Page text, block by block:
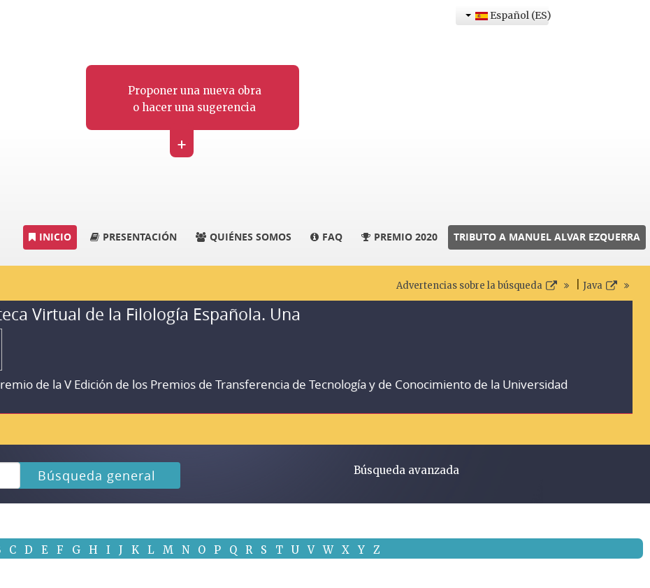
Proponer una nueva obra
o hacer una sugerencia
+
Español (ES)
INICIO PRESENTACIÓN QUIÉNES SOMOS FAQ PREMIO 2020 TRIBUTO A MANUEL ALVAR EZQUERRA
Advertencias sobre la búsqueda Java
Virtual de la Filología Española. Una
de la V Edición de los Premios de Transferencia de Tecnología y de Conocimiento de la Universidad
Búsqueda general Búsqueda avanzada
C D E F G H I J K L M N O P Q R S T U V W X Y Z